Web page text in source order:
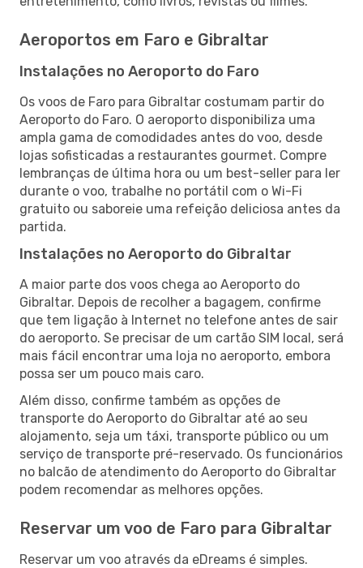
Aeroportos em Faro e Gibraltar
Instalações no Aeroporto do Faro
Os voos de Faro para Gibraltar costumam partir do
Aeroporto do Faro. O aeroporto disponibiliza uma
ampla gama de comodidades antes do voo, desde
lojas sofisticadas a restaurantes gourmet. Compre
lembranças de última hora ou um best-seller para ler
durante o voo, trabalhe no portátil com o Wi-Fi
gratuito ou saboreie uma refeição deliciosa antes da
partida.
Instalações no Aeroporto do Gibraltar
A maior parte dos voos chega ao Aeroporto do
Gibraltar. Depois de recolher a bagagem, confirme
que tem ligação à Internet no telefone antes de sair
do aeroporto. Se precisar de um cartão SIM local, será
mais fácil encontrar uma loja no aeroporto, embora
possa ser um pouco mais caro.
Além disso, confirme também as opções de
transporte do Aeroporto do Gibraltar até ao seu
alojamento, seja um táxi, transporte público ou um
serviço de transporte pré-reservado. Os funcionários
no balcão de atendimento do Aeroporto do Gibraltar
podem recomendar as melhores opções.
Reservar um voo de Faro para Gibraltar
Reservar um voo através da eDreams é simples.